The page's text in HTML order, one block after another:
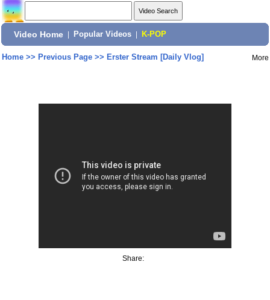
Video Home Popular Videos K-POP
Home>> Previous Page>> Erster Stream [Daily Vlog] More
Share: